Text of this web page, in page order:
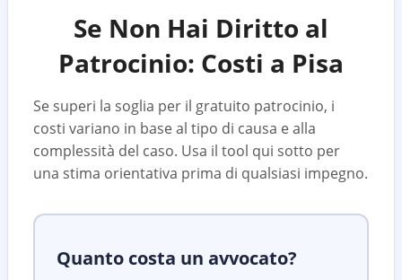
Se Non Hai Diritto al
Patrocinio: Costi a Pisa
Se superi la soglia per il gratuito patrocinio, i
costi variano in base al tipo di causa e alla
complessità del caso. Usa il tool qui sotto per
una stima orientativa prima di qualsiasi impegno.
Quanto costa un avvocato?